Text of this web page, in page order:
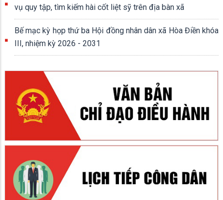
vụ quy tập, tìm kiếm hài cốt liệt sỹ trên địa bàn xã
Bế mạc kỳ họp thứ ba Hội đồng nhân dân xã Hòa Điền khóa
III, nhiệm kỳ 2026 - 2031